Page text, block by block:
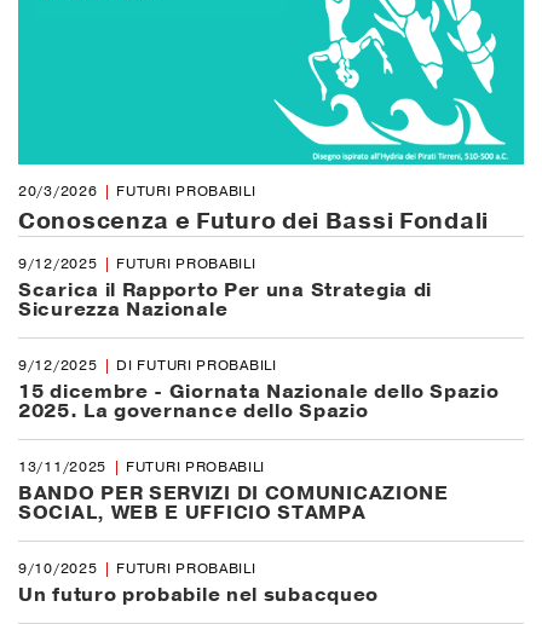
20/3/2026 FUTURI PROBABILI
Conoscenza e Futuro dei Bassi Fondali
9/12/2025 FUTURI PROBABILI
Scarica il Rapporto Per una Strategia di
Sicurezza Nazionale
9/12/2025 DI FUTURI PROBABILI
15 dicembre - Giornata Nazionale dello Spazio
2025. La governance dello Spazio
13/11/2025 FUTURI PROBABILI
BANDO PER SERVIZI DI COMUNICAZIONE
SOCIAL, WEB E UFFICIO STAMPA
9/10/2025 FUTURI PROBABILI
Un futuro probabile nel subacqueo